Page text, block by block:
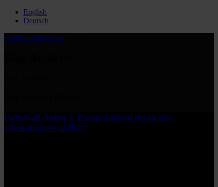
English
Deutsch
Paintball-Prague.cz
Paintball Arény v Praze: Ideální místa pro
adrenalinové zážitky